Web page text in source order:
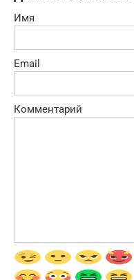
Имя
Email
Комментарий